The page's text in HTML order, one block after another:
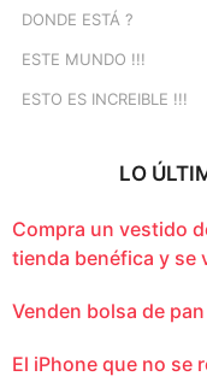
DONDE ESTÁ ?
ESTE MUNDO !!!
ESTO ES INCREIBLE !!!
LO
Compra un vestido
tienda benéfica y se
Venden bolsa de
El iPhone que no se